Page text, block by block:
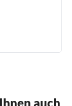
auch